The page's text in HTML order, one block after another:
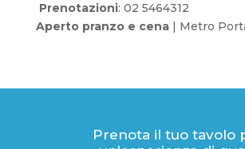
Prenotazioni: 02 5464312
Aperto pranzo e cena| Metro
Prenota il tuo tavolo